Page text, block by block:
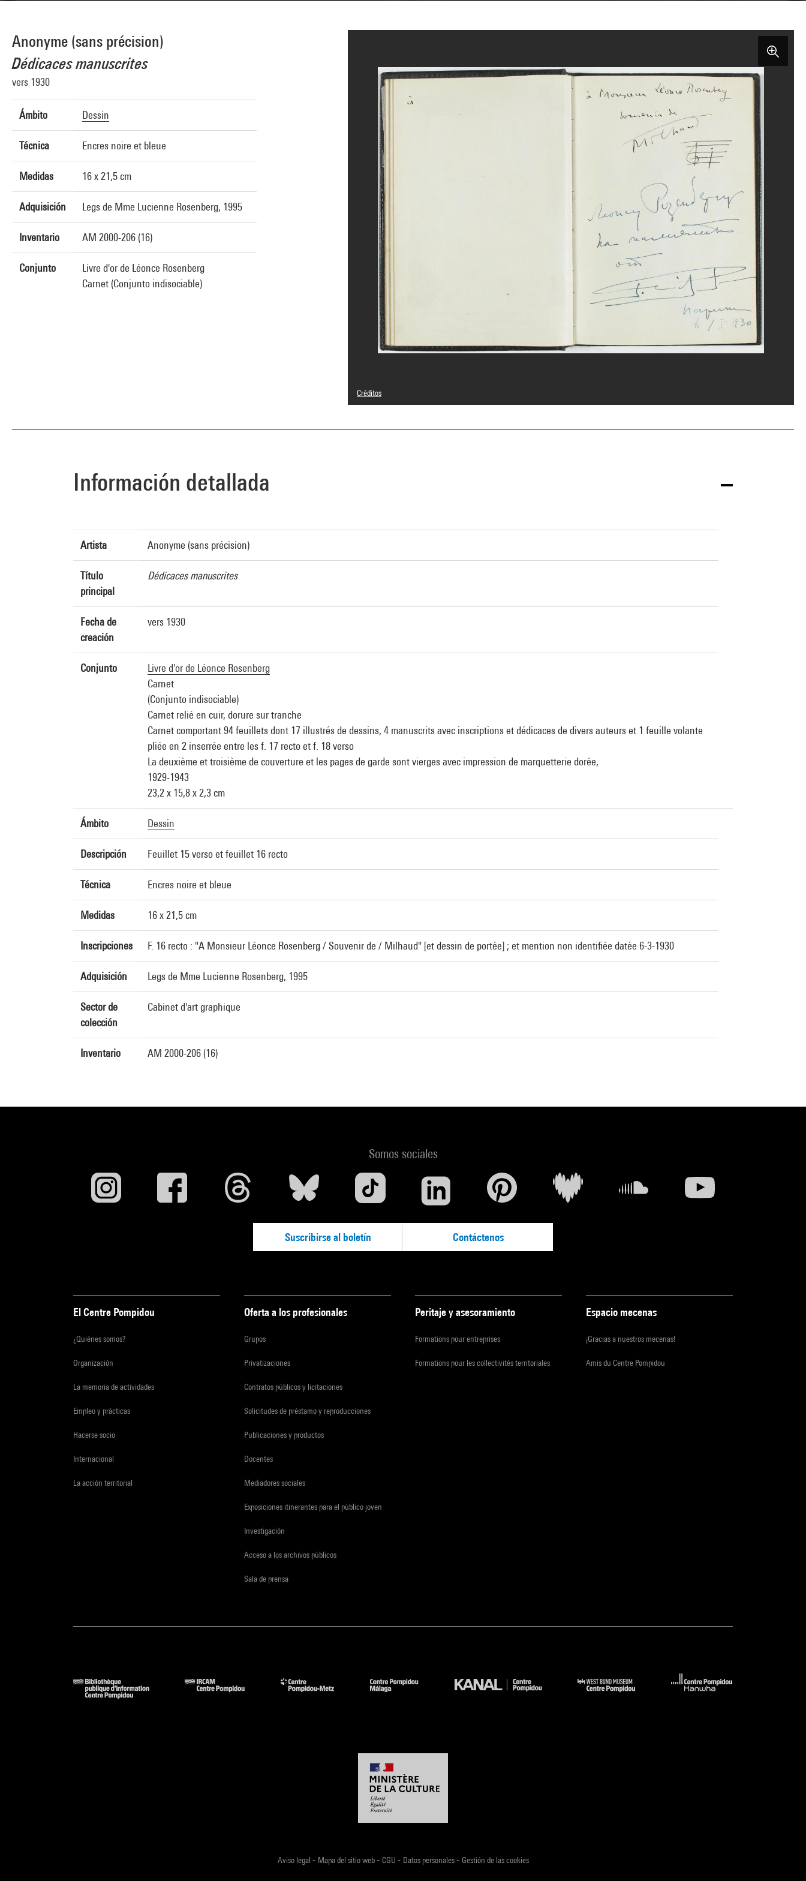
Anonyme (sans précision)
Dédicaces manuscrites
vers 1930
Ámbito Dessin
Técnica Encres noire et bleue
Medidas 16 x 21,5 cm
Adquisición Legs de Mme Lucienne Rosenberg, 1995
Inventario AM 2000-206 (16)
Conjunto
Livre d'or de Léonce Rosenberg
Carnet (Conjunto indisociable)
Créditos
© droits réservés
Referencia de la imagen : 4N97506
Información detallada
Artista Anonyme (sans précision)
Título
principal
Dédicaces manuscrites
Fecha de
creación
vers 1930
Conjunto
Livre d'or de Léonce Rosenberg
Carnet
(Conjunto indisociable)
Carnet relié en cuir, dorure sur tranche
Carnet comportant 94 feuillets dont 17 illustrés de dessins, 4 manuscrits avec inscriptions et dédicaces de divers auteurs et 1 feuille volante
pliée en 2 inserrée entre les f. 17 recto et f. 18 verso
La deuxième et troisième de couverture et les pages de garde sont vierges avec impression de marquetterie dorée,
1929-1943
23,2 x 15,8 x 2,3 cm
Ámbito Dessin
Descripción Feuillet 15 verso et feuillet 16 recto
Técnica Encres noire et bleue
Medidas 16 x 21,5 cm
Inscripciones F. 16 recto : "A Monsieur Léonce Rosenberg / Souvenir de / Milhaud" [et dessin de portée] ; et mention non identifiée datée 6-3-1930
Adquisición Legs de Mme Lucienne Rosenberg, 1995
Sector de
colección
Cabinet d'art graphique
Inventario AM 2000-206 (16)
Somos sociales
Suscribirse al boletín Contáctenos
El Centre Pompidou
¿Quiénes somos?
Organización
La memoria de actividades
Empleo y prácticas
Hacerse socio
Internacional
La acción territorial
Oferta a los profesionales
Grupos
Privatizaciones
Contratos públicos y licitaciones
Solicitudes de préstamo y reproducciones
Publicaciones y productos
Docentes
Mediadores sociales
Exposiciones itinerantes para el público joven
Investigación
Acceso a los archivos públicos
Sala de prensa
Peritaje y asesoramiento
Formations pour entreprises
Formations pour les collectivités territoriales
Espacio mecenas
¡Gracias a nuestros mecenas!
Amis du Centre Pompidou
Aviso legal - Mapa del sitio web- CGU - Datos personales- Gestión de las cookies